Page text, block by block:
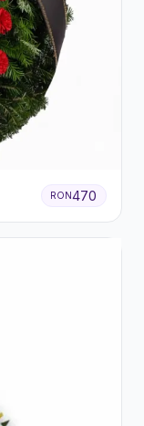
RON470